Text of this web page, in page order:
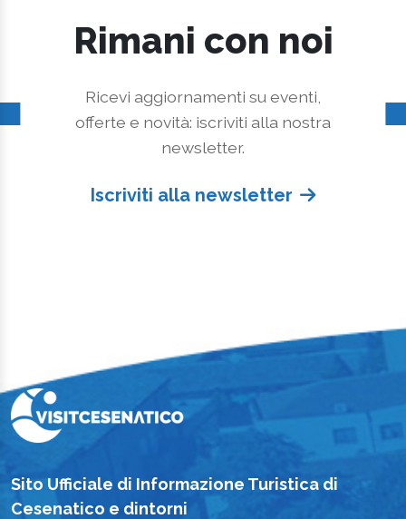
Rimani con noi
Ricevi aggiornamenti su eventi,
offerte e novità: iscriviti alla nostra
newsletter.
Iscriviti alla newsletter
Sito Ufficiale di Informazione Turistica di
Cesenatico e dintorni